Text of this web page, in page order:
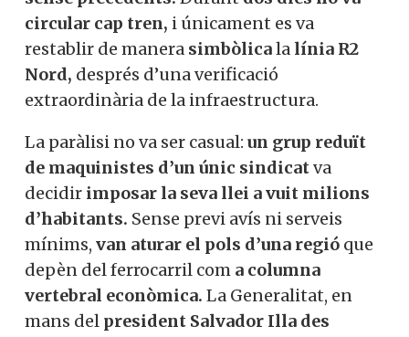
treballadors previstos
van acudir al seu
lloc, cosa que
va sumir Catalunya en un
caos de mobilitat sense
precedents. Durant
dos dies no va
restablir de manera simbòlica lalínia R2
Nord,després d’una verificació
extraordinària de la infraestructura.
La paràlisi no va ser casual:
un grup reduït
de maquinistes d’un únic sindicat
va
decidir
imposar la seva llei a vuit milions
d’habitants.
Sense previ avís ni serveis